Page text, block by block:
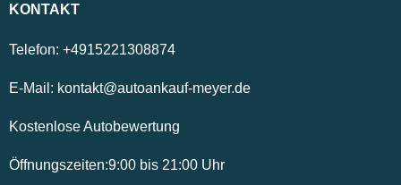
KONTAKT
Telefon: +4915221308874
E-Mail: kontakt@autoankauf-meyer.de
Kostenlose Autobewertung
Öffnungszeiten:9:00 bis 21:00 Uhr